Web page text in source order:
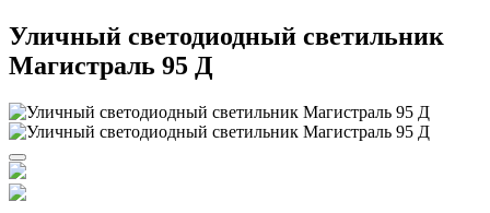
Уличный светодиодный светильник
Магистраль 95 Д